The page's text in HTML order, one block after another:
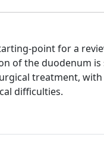
point for a
of the duodenum is
treatment,
difficulties.